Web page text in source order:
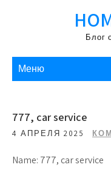
Блог
Меню
777, car service
4 АПРЕЛЯ 2025
Name: 777, car service